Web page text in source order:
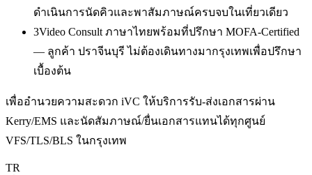
ดำเนินการนัดคิวและพาสัมภาษณ์ครบจบในเที่ยวเดียว
3Video Consult ภาษาไทยพร้อมที่ปรึกษา MOFA-Certified
— ลูกค้า ปราจีนบุรี ไม่ต้องเดินทางมากรุงเทพเพื่อปรึกษา
เบื้องต้น
เพื่ออำนวยความสะดวก iVC ให้บริการรับ-ส่งเอกสารผ่าน
Kerry/EMS และนัดสัมภาษณ์/ยื่นเอกสารแทนได้ทุกศูนย์
VFS/TLS/BLS ในกรุงเทพ
TR